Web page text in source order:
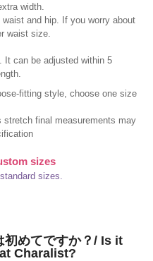
width.
and hip. If you worry about
waist size.
It can be adjusted within 5
fitting style, choose one size
final measurements may
sizes
sizes.
初めてですか？/ Is it
Charalist?